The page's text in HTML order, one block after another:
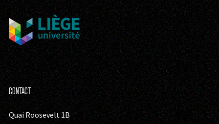
CONTACT
Quai Roosevelt 1B